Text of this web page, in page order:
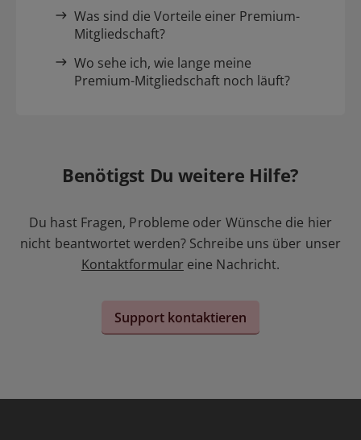
Was sind die Vorteile einer Premium-
Mitgliedschaft?
Wo sehe ich, wie lange meine
Premium-Mitgliedschaft noch läuft?
Benötigst Du weitere Hilfe?
Du hast Fragen, Probleme oder Wünsche die hier
nicht beantwortet werden? Schreibe uns über unser
Kontaktformular eine Nachricht.
Support kontaktieren